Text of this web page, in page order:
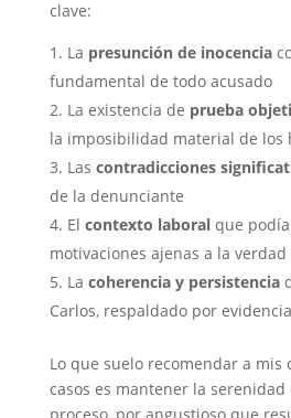
clave:
La presunción de inocencia
fundamental de todo acusado
La existencia de prueba
la imposibilidad material de los
Las contradicciones
de la denunciante
El contexto laboralque
motivaciones ajenas a la verdad
La coherencia y persistencia
Carlos, respaldado por
Lo que suelo recomendar a mis
casos es mantener la